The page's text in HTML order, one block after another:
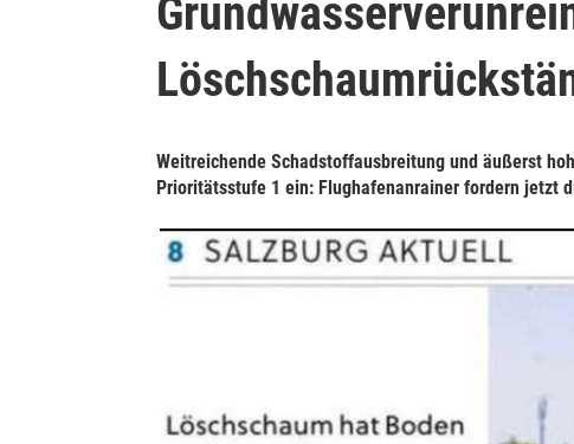
Weitreichende Schadstoffausbreitung und äußerst
Prioritätsstufe 1 ein: Flughafenanrainer fordern jetzt